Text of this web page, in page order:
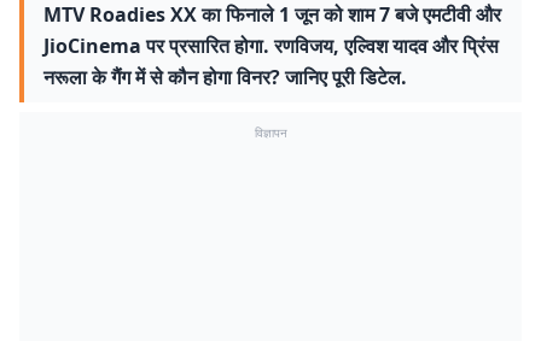
MTV Roadies XX का फिनाले 1 जून को शाम 7 बजे एमटीवी और
JioCinema पर प्रसारित होगा. रणविजय, एल्विश यादव और प्रिंस
नरूला के गैंग में से कौन होगा विनर? जानिए पूरी डिटेल.
विज्ञापन